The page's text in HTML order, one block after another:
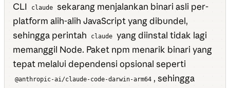
CLI claude sekarang menjalankan binari asli per-
platform alih-alih JavaScript yang dibundel,
sehingga perintah
claude yang diinstal tidak lagi
memanggil Node. Paket npm menarik binari yang
tepat melalui dependensi opsional seperti
@anthropic-ai/claude-code-darwin-arm64 , sehingga